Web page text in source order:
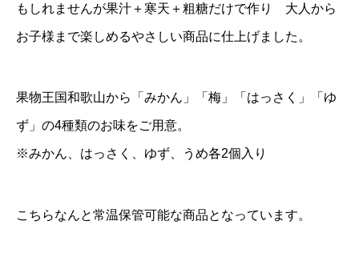
0
8
-
0
6
もしれませんが果汁＋寒天＋粗糖だけで作り 大人から
お子様まで楽しめるやさしい商品に仕上げました。
果物王国和歌山から「みかん」「梅」「はっさく」「ゆ
ず」の4種類のお味をご用意。
※みかん、はっさく、ゆず、うめ各2個入り
こちらなんと常温保管可能な商品となっています。